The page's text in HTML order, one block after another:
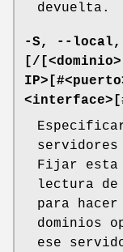
devuelta.
-S, --local,
[/
servidores
Fijar esta
lectura
para
dominios
ese